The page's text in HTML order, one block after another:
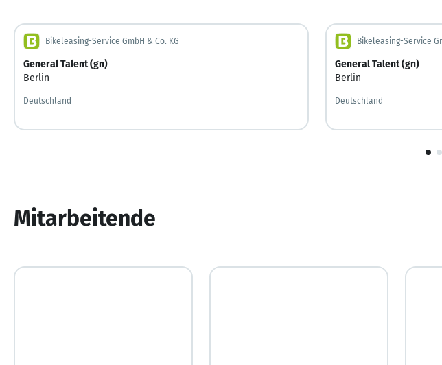
Bikeleasing-Service GmbH & Co. KG
General Talent (gn)
Berlin
Deutschland
Bikeleasing-Service
General Talent (gn)
Berlin
Deutschland
Mitarbeitende